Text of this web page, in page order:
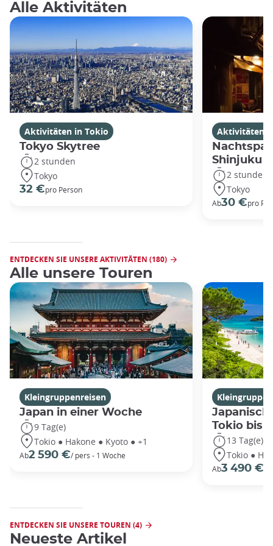
Alle Aktivitäten
Aktivitäten in Tokio
Tokyo Skytree
2 stunden
Tokyo
32 €pro Person
Aktivitäten
Shinjuku
2 stunden
Tokyo
Ab30 €pro
ENTDECKEN SIE UNSERE AKTIVITÄTEN (180)
Alle unsere Touren
Kleingruppenreisen
Japan in einer Woche
9 Tag(e)
Tokio ● Hakone ● Kyoto ● +1
Ab2 590 €/ pers - 1 Woche
Tokio bis
13 Tag(e)
Tokio ●
Ab3 490 €
ENTDECKEN SIE UNSERE TOUREN (4)
Neueste Artikel